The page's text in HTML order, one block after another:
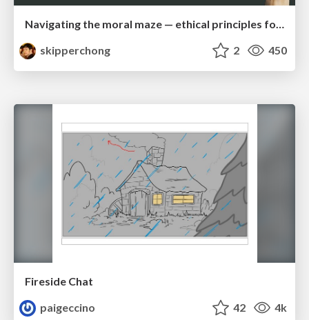
Navigating the moral maze — ethical principles for Al-driven product design
skipperchong
2 450
Fireside Chat
paigeccino
42 4k